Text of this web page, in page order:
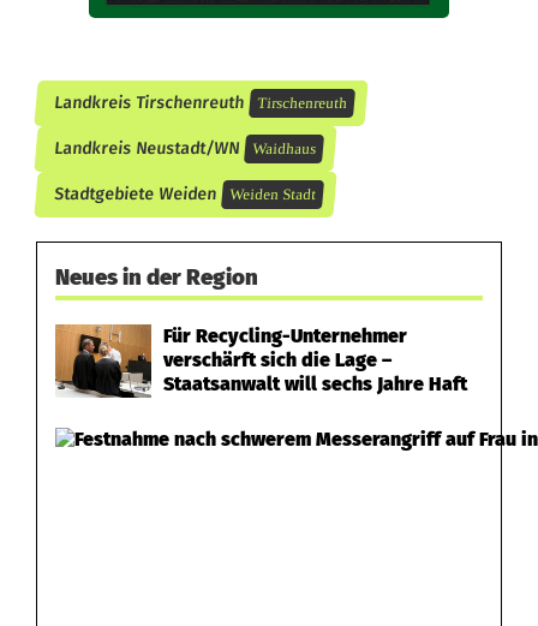
Landkreis Tirschenreuth Tirschenreuth
Landkreis Neustadt/WN Waidhaus
Stadtgebiete Weiden Weiden Stadt
Neues in der Region
Für Recycling-Unternehmer
verschärft sich die Lage –
Staatsanwalt will sechs Jahre Haft